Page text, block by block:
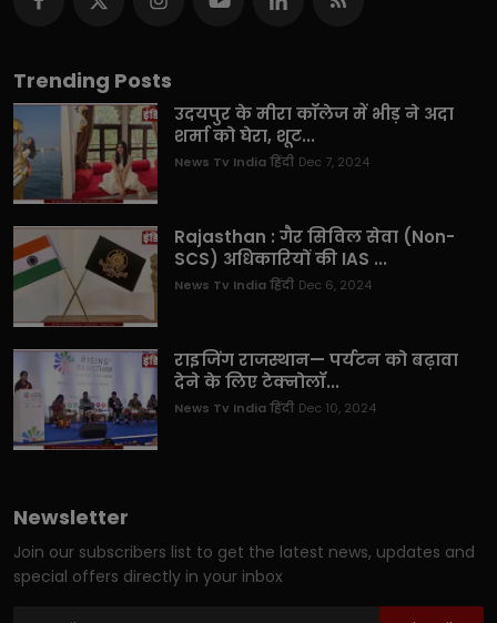
Trending Posts
उदयपुर के मीरा कॉलेज में भीड़ ने अदा
शर्मा को घेरा, शूट...
News Tv India हिंदी Dec 7, 2024
Rajasthan : गैर सिविल सेवा (Non-
SCS) अधिकारियों की IAS ...
News Tv India हिंदी Dec 6, 2024
राइजिंग राजस्थान— पर्यटन को बढ़ावा
देने के लिए टेक्नोलॉ...
News Tv India हिंदी Dec 10, 2024
Newsletter
Join our subscribers list to get the latest news, updates and
special offers directly in your inbox